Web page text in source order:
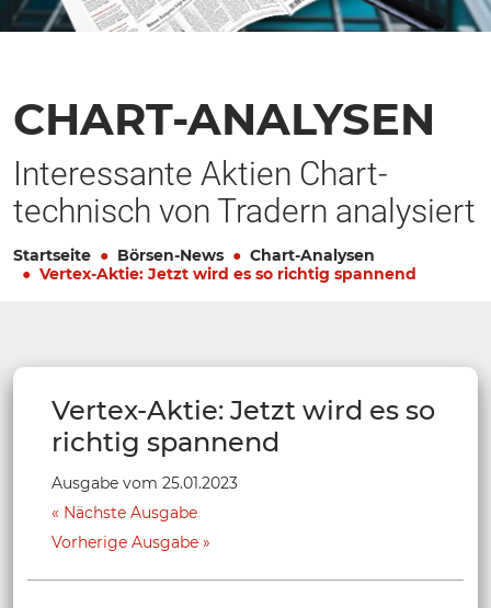
CHART-ANALYSEN
Interessante Aktien Chart-
technisch von Tradern analysiert
Startseite Börsen-News
Chart-Analysen
Vertex-Aktie: Jetzt wird es so richtig spannend
Vertex-Aktie: Jetzt wird es so
richtig spannend
Ausgabe vom 25.01.2023
Nächste Ausgabe
Vorherige Ausgabe